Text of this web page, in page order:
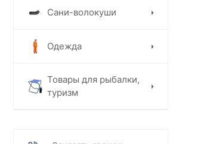
Сани-волокуши
Одежда
Товары для рыбалки,
туризм